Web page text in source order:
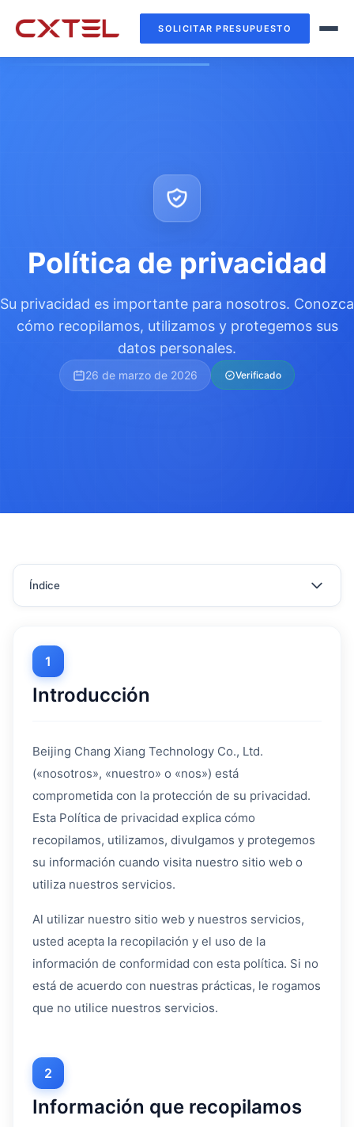
SOLICITAR PRESUPUESTO
Política de privacidad
Su privacidad es importante para nosotros. Conozca
cómo recopilamos, utilizamos y protegemos sus
datos personales.
26 de marzo de 2026 Verificado
Índice
1
Introducción
Beijing Chang Xiang Technology Co., Ltd.
(«nosotros», «nuestro» o «nos») está
comprometida con la protección de su privacidad.
Esta Política de privacidad explica cómo
recopilamos, utilizamos, divulgamos y protegemos
su información cuando visita nuestro sitio web o
utiliza nuestros servicios.
Al utilizar nuestro sitio web y nuestros servicios,
usted acepta la recopilación y el uso de la
información de conformidad con esta política. Si no
está de acuerdo con nuestras prácticas, le rogamos
que no utilice nuestros servicios.
2
Información que recopilamos